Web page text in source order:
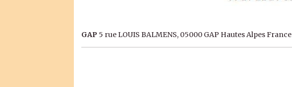
GAP 5 rue LOUIS BALMENS, 05000 GAP Hautes Alpes France